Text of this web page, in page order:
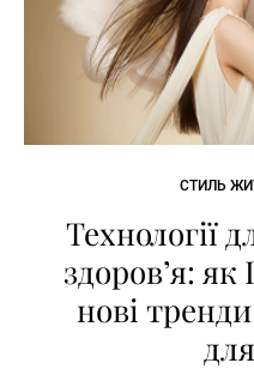
СТИЛЬ
Технології
здоров’я:
нові